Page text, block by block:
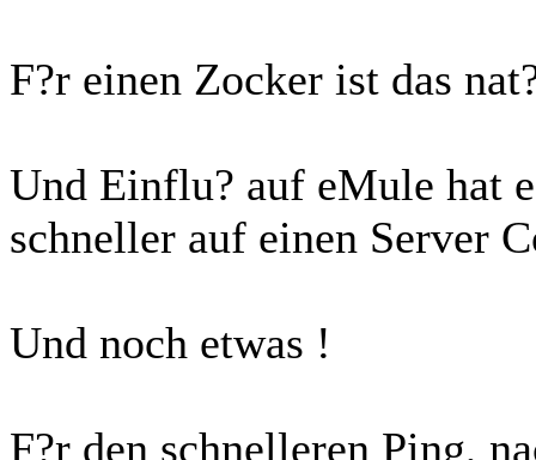
F?r einen Zocker ist das
Und Einflu? auf eMule hat
schneller auf einen Server
Und noch etwas !
F?r den schnelleren Ping,